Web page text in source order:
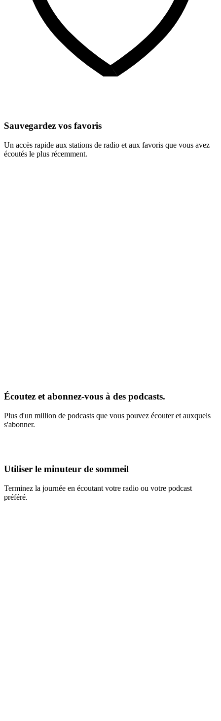
Sauvegardez vos favoris
Un accès rapide aux stations de radio et aux favoris que vous avez
écoutés le plus récemment.
Écoutez et abonnez-vous à des podcasts.
Plus d'un million de podcasts que vous pouvez écouter et auxquels
s'abonner.
Utiliser le minuteur de sommeil
Terminez la journée en écoutant votre radio ou votre podcast
préféré.